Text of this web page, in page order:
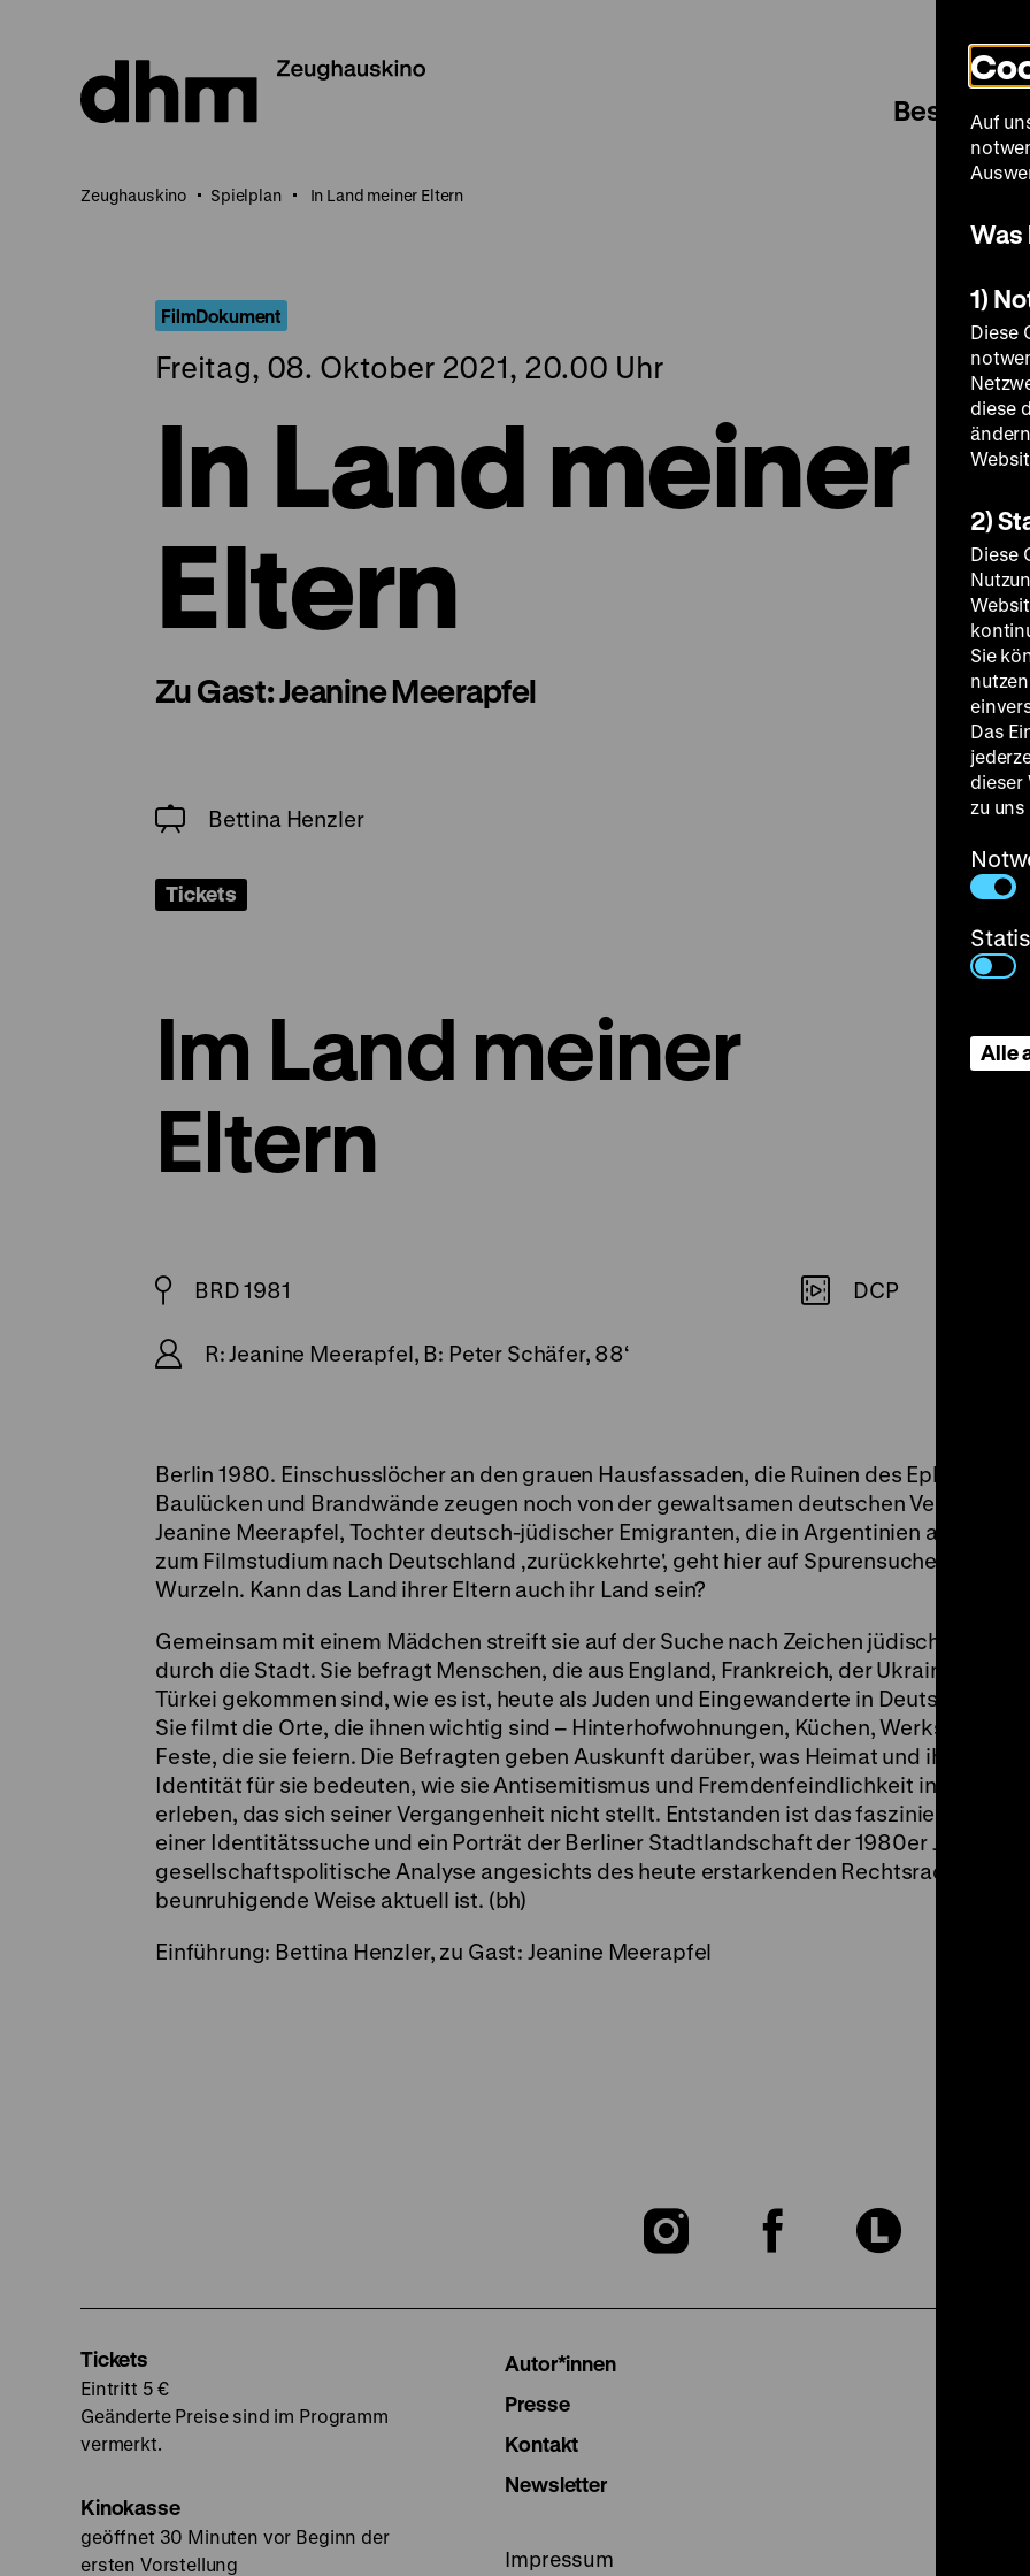
Seiteninhalt
springen
Besuch
Zeughauskino Spielplan In Land meiner Eltern
FilmDokument
Freitag, 08. Oktober 2021, 20.00 Uhr
In Land meiner
Eltern
Zu Gast: Jeanine Meerapfel
Bettina Henzler
Tickets
Im Land meiner
Eltern
BRD 1981 DCP
R: Jeanine Meerapfel, B: Peter Schäfer, 88‘
Berlin 1980. Einschusslöcher an den grauen Hausfassaden, die Ruinen des Ephraim-
Baulücken und Brandwände zeugen noch von der gewaltsamen deutschen
Jeanine Meerapfel, Tochter deutsch-jüdischer Emigranten, die in Argentinien aufwuchs
zum Filmstudium nach Deutschland ‚zurückkehrte', geht hier auf Spurensuche nach
Wurzeln. Kann das Land ihrer Eltern auch ihr Land sein?
Gemeinsam mit einem Mädchen streift sie auf der Suche nach Zeichen jüdischer
durch die Stadt. Sie befragt Menschen, die aus England, Frankreich, der Ukraine,
Türkei gekommen sind, wie es ist, heute als Juden und Eingewanderte in Deutschland zu
Sie filmt die Orte, die ihnen wichtig sind – Hinterhofwohnungen, Küchen, Werkstätten –
Feste, die sie feiern. Die Befragten geben Auskunft darüber, was Heimat und ihre
Identität für sie bedeuten, wie sie Antisemitismus und Fremdenfeindlichkeit in einem
erleben, das sich seiner Vergangenheit nicht stellt. Entstanden ist das faszinierende
einer Identitätssuche und ein Porträt der Berliner Stadtlandschaft der 1980er Jahre,
gesellschaftspolitische Analyse angesichts des heute erstarkenden
beunruhigende Weise aktuell ist. (bh)
Einführung: Bettina Henzler, zu Gast: Jeanine Meerapfel
Zu
Zu
Zu
Tickets
Eintritt 5 €
Geänderte Preise sind im Programm
vermerkt.
Kinokasse
geöffnet 30 Minuten vor Beginn der
ersten Vorstellung
Autor*innen
Presse
Kontakt
Newsletter
Impressum
Auf
Was
1)
Diese
diese
2)
Diese
Sie
Das
dieser
zu uns
Alle